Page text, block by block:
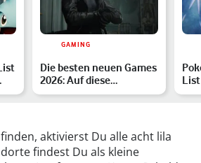
GAMING
Die besten neuen Games
2026: Auf diese
Highlights sind wir
aktivierst Du alle acht lila
findest Du als kleine